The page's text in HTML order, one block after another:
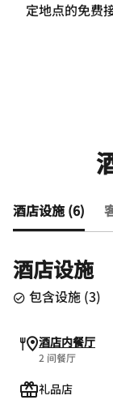
定地点的免费
酒店设施 (6)
酒店设施
包含设施 (3)
酒店内餐厅
2 间餐厅
礼品店